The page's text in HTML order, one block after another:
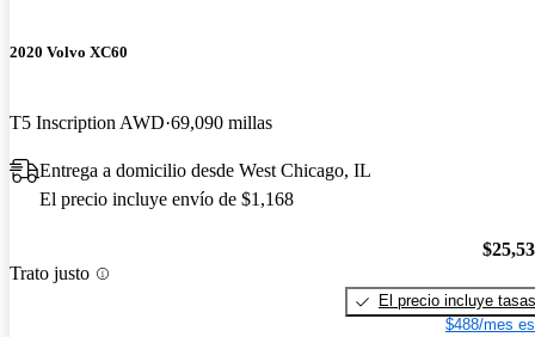
2020 Volvo XC60
T5 Inscription AWD 69,090 millas
Entrega a domicilio desde West Chicago, IL
El precio incluye envío de $1,168
Trato justo
El precio incluye tasas
$488/mes